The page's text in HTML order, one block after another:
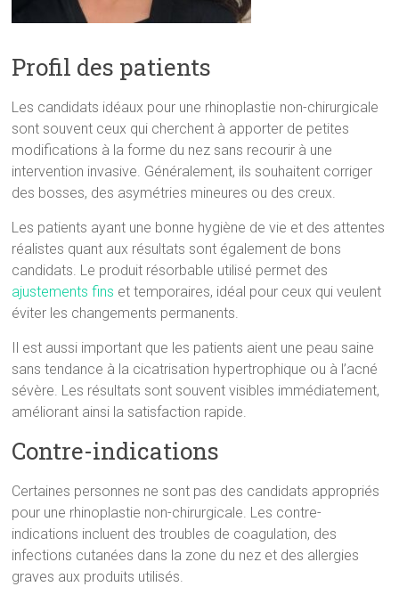
Profil des patients
Les candidats idéaux pour une rhinoplastie non-chirurgicale
sont souvent ceux qui cherchent à apporter de petites
modifications à la forme du nez sans recourir à une
intervention invasive. Généralement, ils souhaitent corriger
des bosses, des asymétries mineures ou des creux.
Les patients ayant une bonne hygiène de vie et des attentes
réalistes quant aux résultats sont également de bons
candidats. Le produit résorbable utilisé permet des
ajustements fins et temporaires, idéal pour ceux qui veulent
éviter les changements permanents.
Il est aussi important que les patients aient une peau saine
sans tendance à la cicatrisation hypertrophique ou à l’acné
sévère. Les résultats sont souvent visibles immédiatement,
améliorant ainsi la satisfaction rapide.
Contre-indications
Certaines personnes ne sont pas des candidats appropriés
pour une rhinoplastie non-chirurgicale. Les contre-
indications incluent des troubles de coagulation, des
infections cutanées dans la zone du nez et des allergies
graves aux produits utilisés.